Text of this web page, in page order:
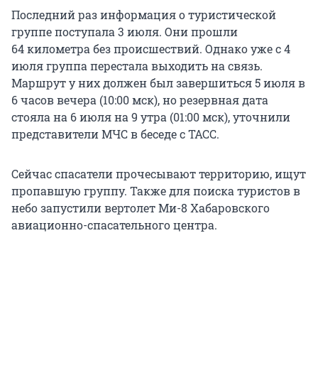
Последний раз информация о туристической
группе поступала 3 июля. Они прошли
64 километра без происшествий. Однако уже с 4
июля группа перестала выходить на связь.
Маршрут у них должен был завершиться 5 июля в
6 часов вечера (10:00 мск), но резервная дата
стояла на 6 июля на 9 утра (01:00 мск), уточнили
представители МЧС в беседе с ТАСС.
Сейчас спасатели прочесывают территорию, ищут
пропавшую группу. Также для поиска туристов в
небо запустили вертолет Ми-8 Хабаровского
авиационно-спасательного центра.